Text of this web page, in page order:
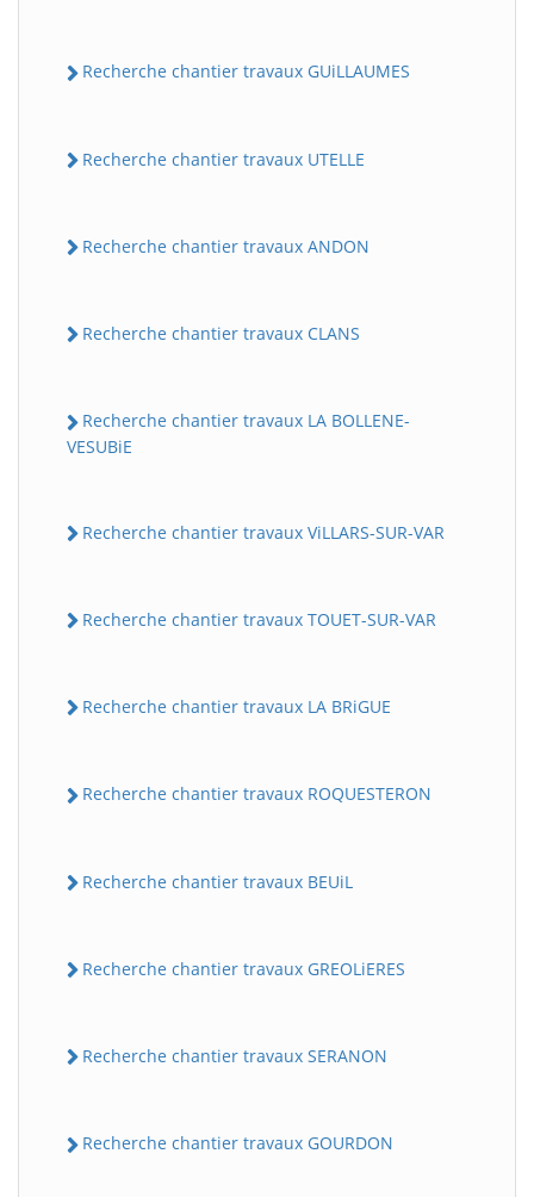
Recherche chantier travaux GUiLLAUMES
Recherche chantier travaux UTELLE
Recherche chantier travaux ANDON
Recherche chantier travaux CLANS
Recherche chantier travaux LA BOLLENE-
VESUBiE
Recherche chantier travaux ViLLARS-SUR-VAR
Recherche chantier travaux TOUET-SUR-VAR
Recherche chantier travaux LA BRiGUE
Recherche chantier travaux ROQUESTERON
Recherche chantier travaux BEUiL
Recherche chantier travaux GREOLiERES
Recherche chantier travaux SERANON
Recherche chantier travaux GOURDON
B Assistant en ligne